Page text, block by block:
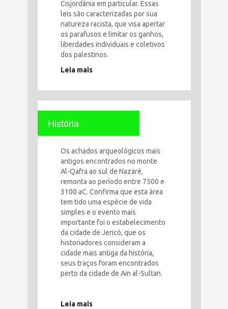
Cisjordânia em particular. Essas
leis são caracterizadas por sua
natureza racista, que visa apertar
os parafusos e limitar os ganhos,
liberdades individuais e coletivos
dos palestinos.
Leia mais
História
Os achados arqueológicos mais
antigos encontrados no monte
Al-Qafra ao sul de Nazaré,
remonta ao período entre 7500 e
3100 aC. Confirma que esta área
tem tido uma espécie de vida
simples e o evento mais
importante foi o estabelecimento
da cidade de Jericó, que os
historiadores consideram a
cidade mais antiga da história,
seus traços foram encontrados
perto da cidade de Ain al-Sultan.
Leia mais